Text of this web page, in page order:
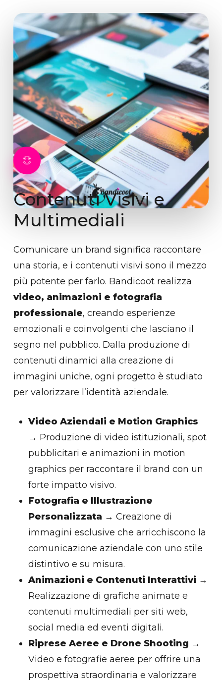
Contenuti Visivi e
Multimediali
Comunicare un brand significa raccontare
una storia, e i contenuti visivi sono il mezzo
più potente per farlo. Bandicoot realizza
video, animazioni e fotografia
professionale, creando esperienze
emozionali e coinvolgenti che lasciano il
segno nel pubblico. Dalla produzione di
contenuti dinamici alla creazione di
immagini uniche, ogni progetto è studiato
per valorizzare l’identità aziendale.
Video Aziendali e Motion Graphics
→ Produzione di video istituzionali, spot
pubblicitari e animazioni in motion
graphics per raccontare il brand con un
forte impatto visivo.
Fotografia e Illustrazione
Personalizzata → Creazione di
immagini esclusive che arricchiscono la
comunicazione aziendale con uno stile
distintivo e su misura.
Animazioni e Contenuti Interattivi →
Realizzazione di grafiche animate e
contenuti multimediali per siti web,
social media ed eventi digitali.
Riprese Aeree e Drone Shooting →
Video e fotografie aeree per offrire una
prospettiva straordinaria e valorizzare